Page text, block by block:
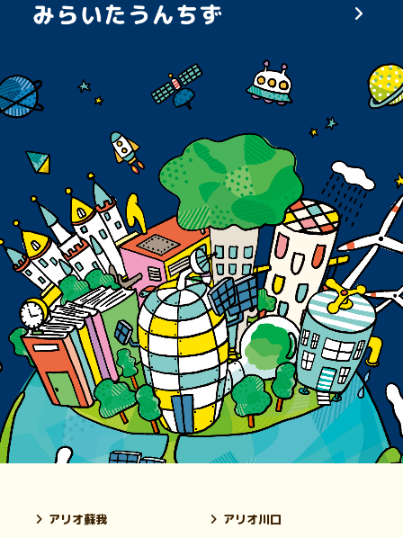
アリオ蘇我
アリオ川口